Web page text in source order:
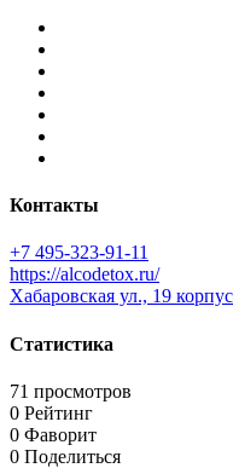
Контакты
+7 495-323-91-11
https://alcodetox.ru/
Хабаровская ул., 19
Статистика
71 просмотров
0 Рейтинг
0 Фаворит
0 Поделиться